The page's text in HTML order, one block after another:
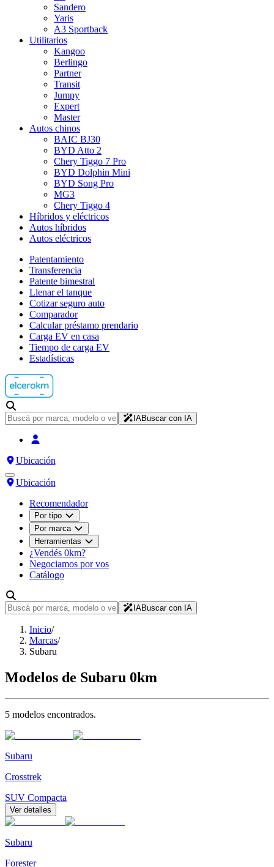
Sandero
Yaris
A3 Sportback
Utilitarios
Kangoo
Berlingo
Partner
Transit
Jumpy
Expert
Master
Autos chinos
BAIC BJ30
BYD Atto 2
Chery Tiggo 7 Pro
BYD Dolphin Mini
BYD Song Pro
MG3
Chery Tiggo 4
Híbridos y eléctricos
Autos híbridos
Autos eléctricos
Patentamiento
Transferencia
Patente bimestral
Llenar el tanque
Cotizar seguro auto
Comparador
Calcular préstamo prendario
Carga EV en casa
Tiempo de carga EV
Estadísticas
IABuscar con IA
Ubicación
Ubicación
Recomendador
Por tipo
Por marca
Herramientas
¿Vendés 0km?
Negociamos por vos
Catálogo
IABuscar con IA
Inicio/
Marcas/
Subaru
Modelos de Subaru 0km
5 modelos encontrados.
Subaru
Crosstrek
SUV Compacta
Ver detalles
Subaru
Forester